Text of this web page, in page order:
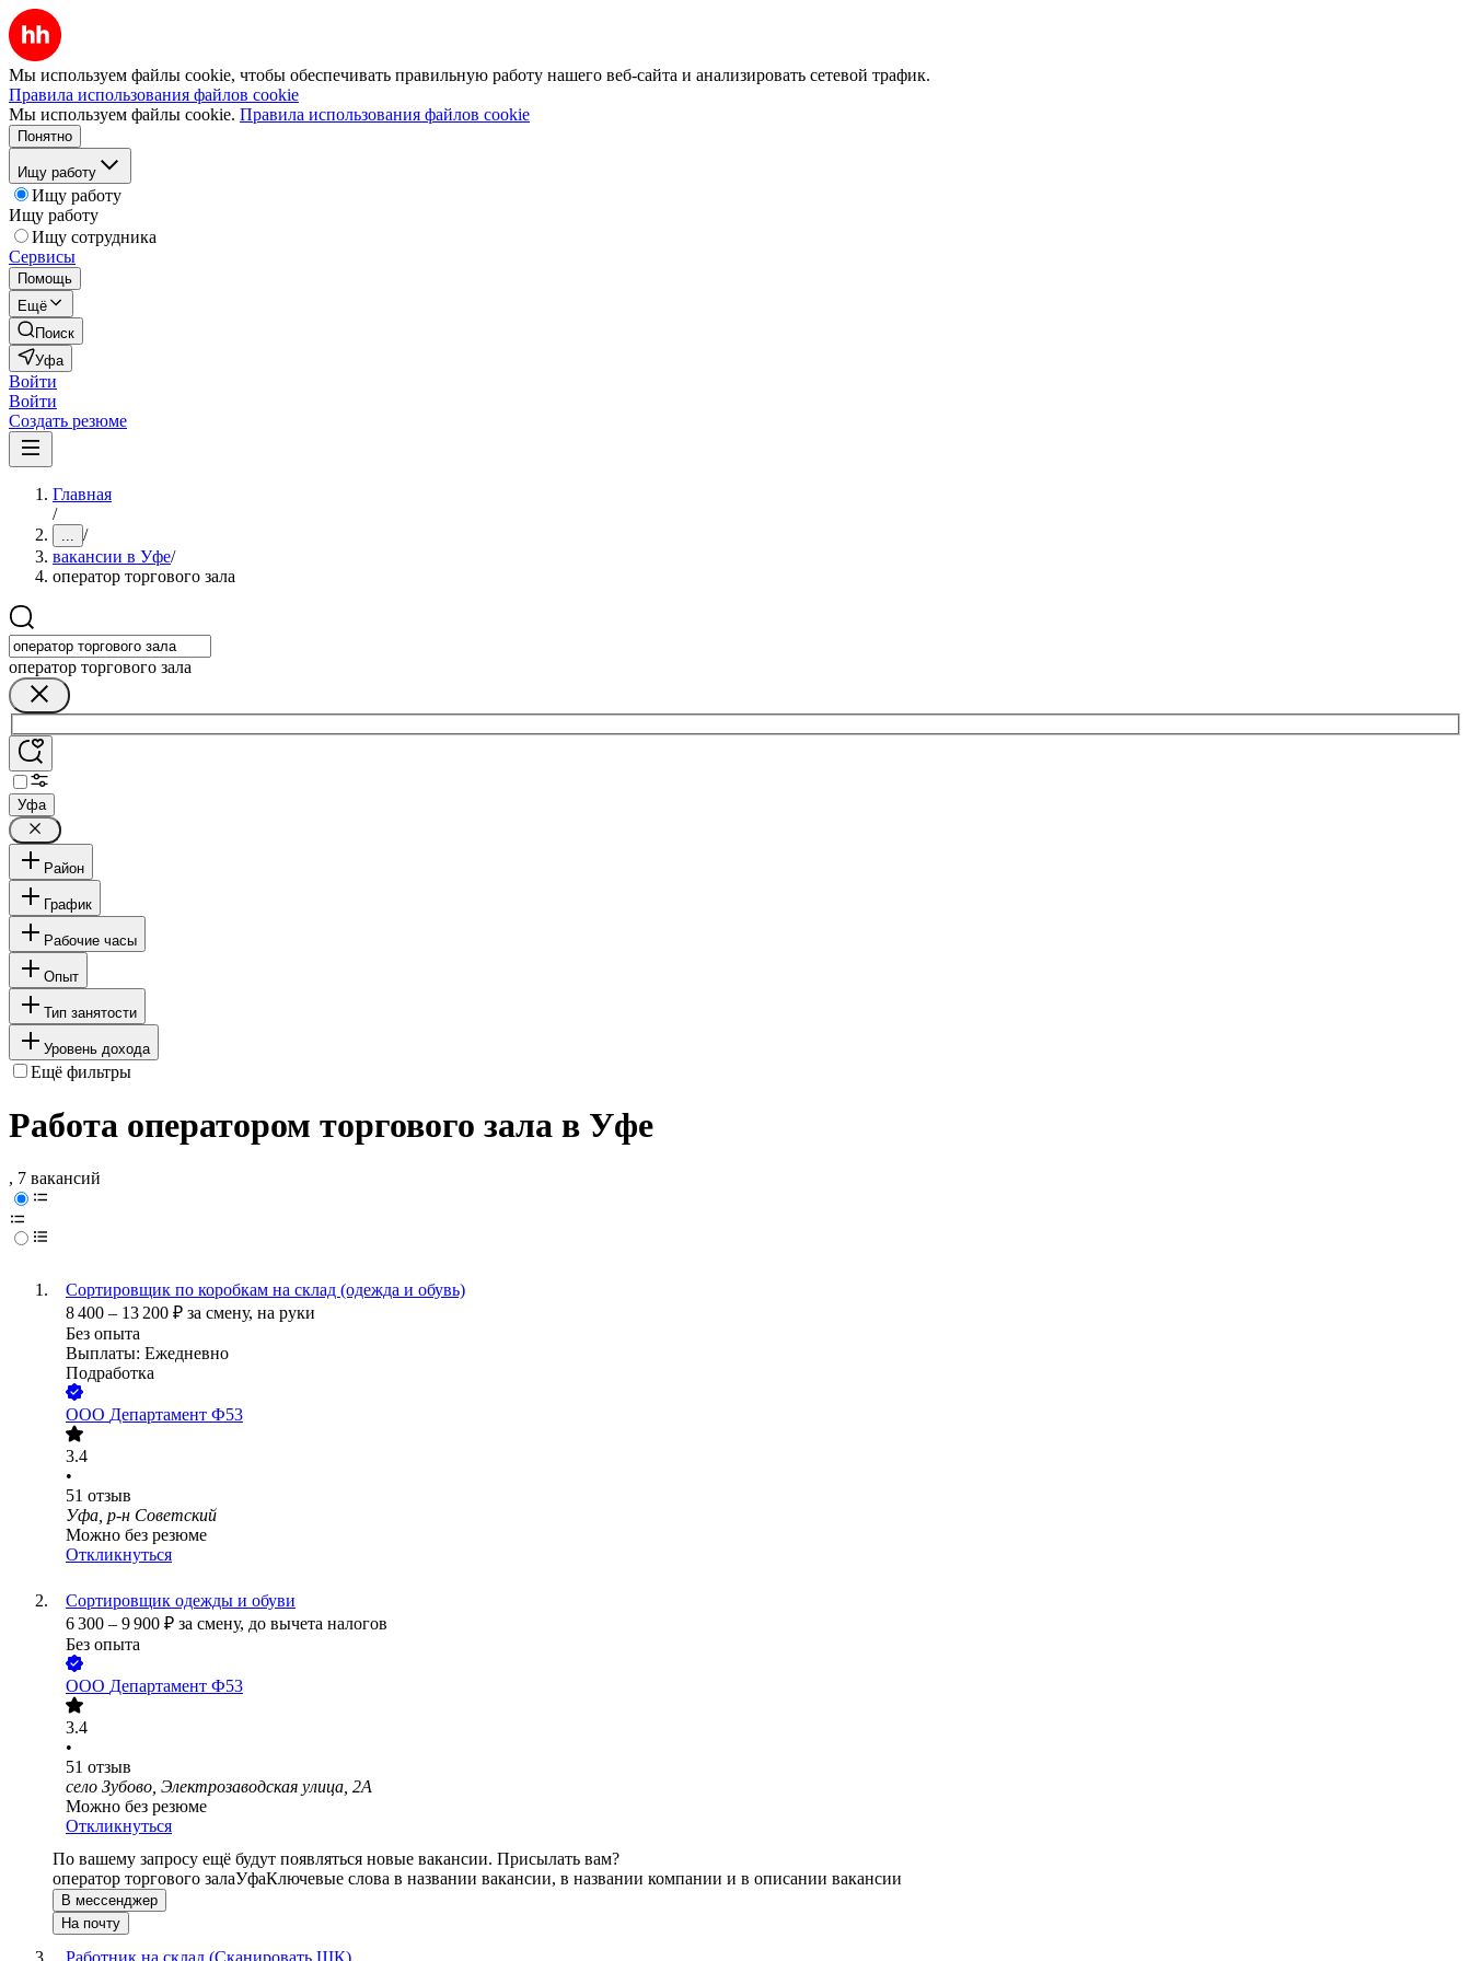
Мы используем файлы cookie, чтобы обеспечивать правильную работу нашего веб-сайта и анализировать сетевой трафик.
Правила использования файлов cookie
Мы используем файлы cookie. Правила использования файлов cookie
Понятно
Ищу работу
Ищу работу
Ищу работу
Ищу сотрудника
Сервисы
Помощь
Ещё
Поиск
Уфа
Войти
Войти
Создать резюме
Главная
/
... /
вакансии в Уфе/
оператор торгового зала
оператор торгового зала
Уфа
Район
График
Рабочие часы
Опыт
Тип занятости
Уровень дохода
Ещё фильтры
Работа оператором торгового зала в Уфе
, 7 вакансий
Сортировщик по коробкам на склад (одежда и обувь)
8 400 – 13 200 ₽ за смену, на руки
Без опыта
Выплаты: Ежедневно
Подработка
ООО Департамент Ф53
3.4
•
51 отзыв
Уфа, р-н Советский
Можно без резюме
Откликнуться
Сортировщик одежды и обуви
6 300 – 9 900 ₽ за смену, до вычета налогов
Без опыта
ООО Департамент Ф53
3.4
•
51 отзыв
село Зубово, Электрозаводская улица, 2А
Можно без резюме
Откликнуться
По вашему запросу ещё будут появляться новые вакансии. Присылать вам?
оператор торгового залаУфаКлючевые слова в названии вакансии, в названии компании и в описании вакансии
В мессенджер
На почту